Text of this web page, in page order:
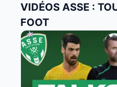
VIDÉOS ASSE :
FOOT